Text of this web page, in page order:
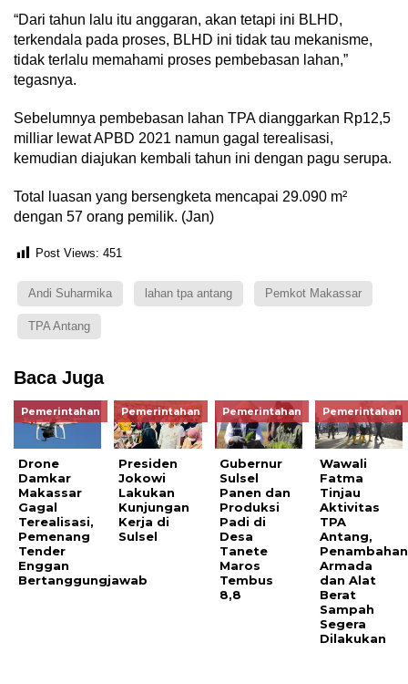
“Dari tahun lalu itu anggaran, akan tetapi ini BLHD,
terkendala pada proses, BLHD ini tidak tau mekanisme,
tidak terlalu memahami proses pembebasan lahan,”
tegasnya.
Sebelumnya pembebasan lahan TPA dianggarkan Rp12,5
milliar lewat APBD 2021 namun gagal terealisasi,
kemudian diajukan kembali tahun ini dengan pagu serupa.
Total luasan yang bersengketa mencapai 29.090 m²
dengan 57 orang pemilik. (Jan)
Post Views: 451
Andi Suharmika lahan tpa antang Pemkot Makassar
TPA Antang
Baca Juga
Pemerintahan
Drone
Damkar
Makassar
Gagal
Terealisasi,
Pemenang
Tender
Enggan
Bertanggungjawab
Pemerintahan
Presiden
Jokowi
Lakukan
Kunjungan
Kerja di
Sulsel
Pemerintahan
Gubernur
Sulsel
Panen dan
Produksi
Padi di
Desa
Tanete
Maros
Tembus
8,8
Pemerintahan
Wawali
Fatma
Tinjau
Aktivitas
TPA
Antang,
Penambahan
Armada
dan Alat
Berat
Sampah
Segera
Dilakukan